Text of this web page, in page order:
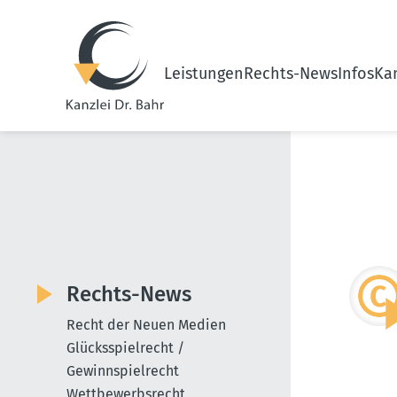
LeistungenRechts-NewsInfos
Rechts-News
Recht der Neuen Medien
Glücksspielrecht /
Gewinnspielrecht